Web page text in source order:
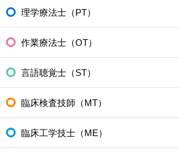
理学療法士（PT）
作業療法士（OT）
言語聴覚士（ST）
臨床検査技師（MT）
臨床工学技士（ME）